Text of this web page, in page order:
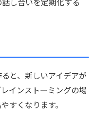
と、新しいアイデアが
インストーミングの場
すくなります。